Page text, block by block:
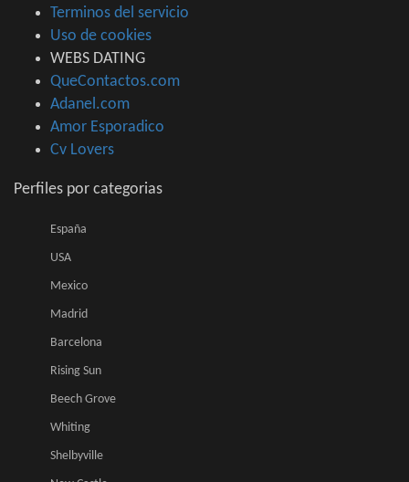
Terminos del servicio
Uso de cookies
WEBS DATING
QueContactos.com
Adanel.com
Amor Esporadico
Cv Lovers
Perfiles por categorias
España
USA
Mexico
Madrid
Barcelona
Rising Sun
Beech Grove
Whiting
Shelbyville